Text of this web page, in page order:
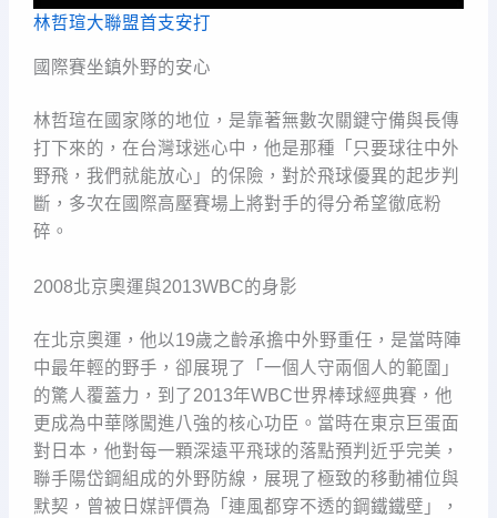
林哲瑄大聯盟首支安打
國際賽坐鎮外野的安心
林哲瑄在國家隊的地位，是靠著無數次關鍵守備與長傳
打下來的，在台灣球迷心中，他是那種「只要球往中外
野飛，我們就能放心」的保險，對於飛球優異的起步判
斷，多次在國際高壓賽場上將對手的得分希望徹底粉
碎。
2008北京奧運與2013WBC的身影
在北京奧運，他以19歲之齡承擔中外野重任，是當時陣
中最年輕的野手，卻展現了「一個人守兩個人的範圍」
的驚人覆蓋力，到了2013年WBC世界棒球經典賽，他
更成為中華隊闖進八強的核心功臣。當時在東京巨蛋面
對日本，他對每一顆深遠平飛球的落點預判近乎完美，
聯手陽岱鋼組成的外野防線，展現了極致的移動補位與
默契，曾被日媒評價為「連風都穿不透的鋼鐵鐵壁」，